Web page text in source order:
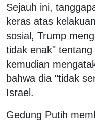
Sejauh ini,
keras atas
sosial, Trump
tidak enak"
kemudian
bahwa dia "tidak
Israel.
Gedung Putih